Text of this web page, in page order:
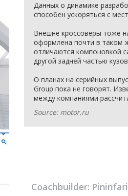
Данных о динамике
способен ускоряться с
Внешне кроссоверы тоже
оформлена почти в таком
отличаются компоновкой
другой задней частью
О планах на серийных
Group пока не говорят.
между компаниями
Source: motor.ru
Coachbuilder: